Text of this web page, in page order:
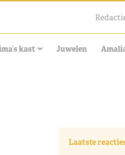
kast Juwelen
Laatste